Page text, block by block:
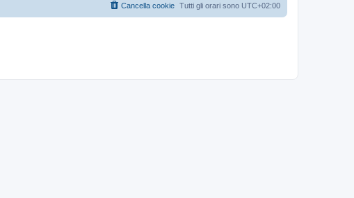
Tutti gli orari sono UTC+02:00
Cancella cookie